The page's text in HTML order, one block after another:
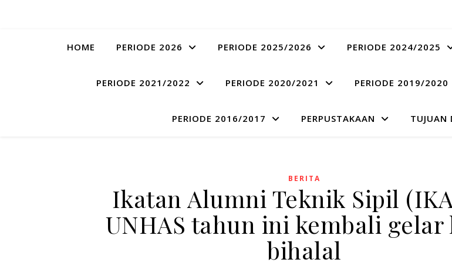
HOME PERIODE 2026 PERIODE 2025/2026 PERIODE 2024/2025
PERIODE 2021/2022 PERIODE 2020/2021 PERIODE 2019/2020
PERIODE 2016/2017 PERPUSTAKAAN TUJUAN
BERITA
Ikatan Alumni Teknik Sipil
UNHAS tahun ini kembali gelar
bihalal